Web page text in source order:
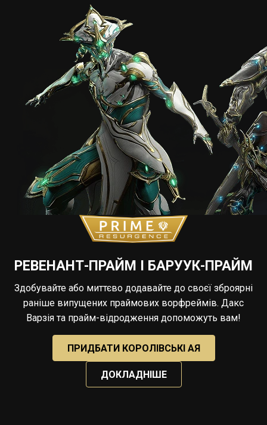
РЕВЕНАНТ-ПРАЙМ І БАРУУК-ПРАЙМ
Здобувайте або миттєво додавайте до своєї зброярні
раніше випущених праймових ворфреймів. Дакс
Варзія та прайм-відродження допоможуть вам!
ПРИДБАТИ КОРОЛІВСЬКІ АЯ
ДОКЛАДНІШЕ